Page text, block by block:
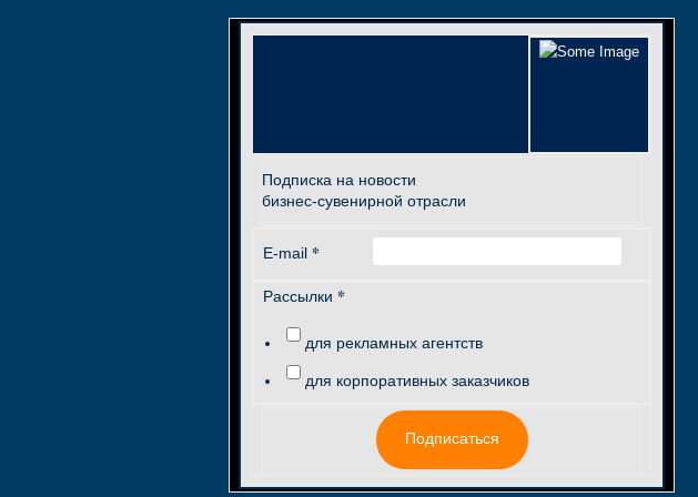
Подписка на новости
бизнес-сувенирной отрасли
E-mail *
Рассылки *
для рекламных агентств
для корпоративных заказчиков
Подписаться